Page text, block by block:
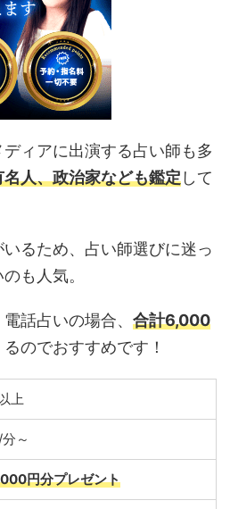
ィアに出演する占い師も多
人、政治家なども鑑定して
るため、占い師選びに迷っ
も人気。
話占いの場合、 合計6,000
のでおすすめです！
上
～
円分プレゼント